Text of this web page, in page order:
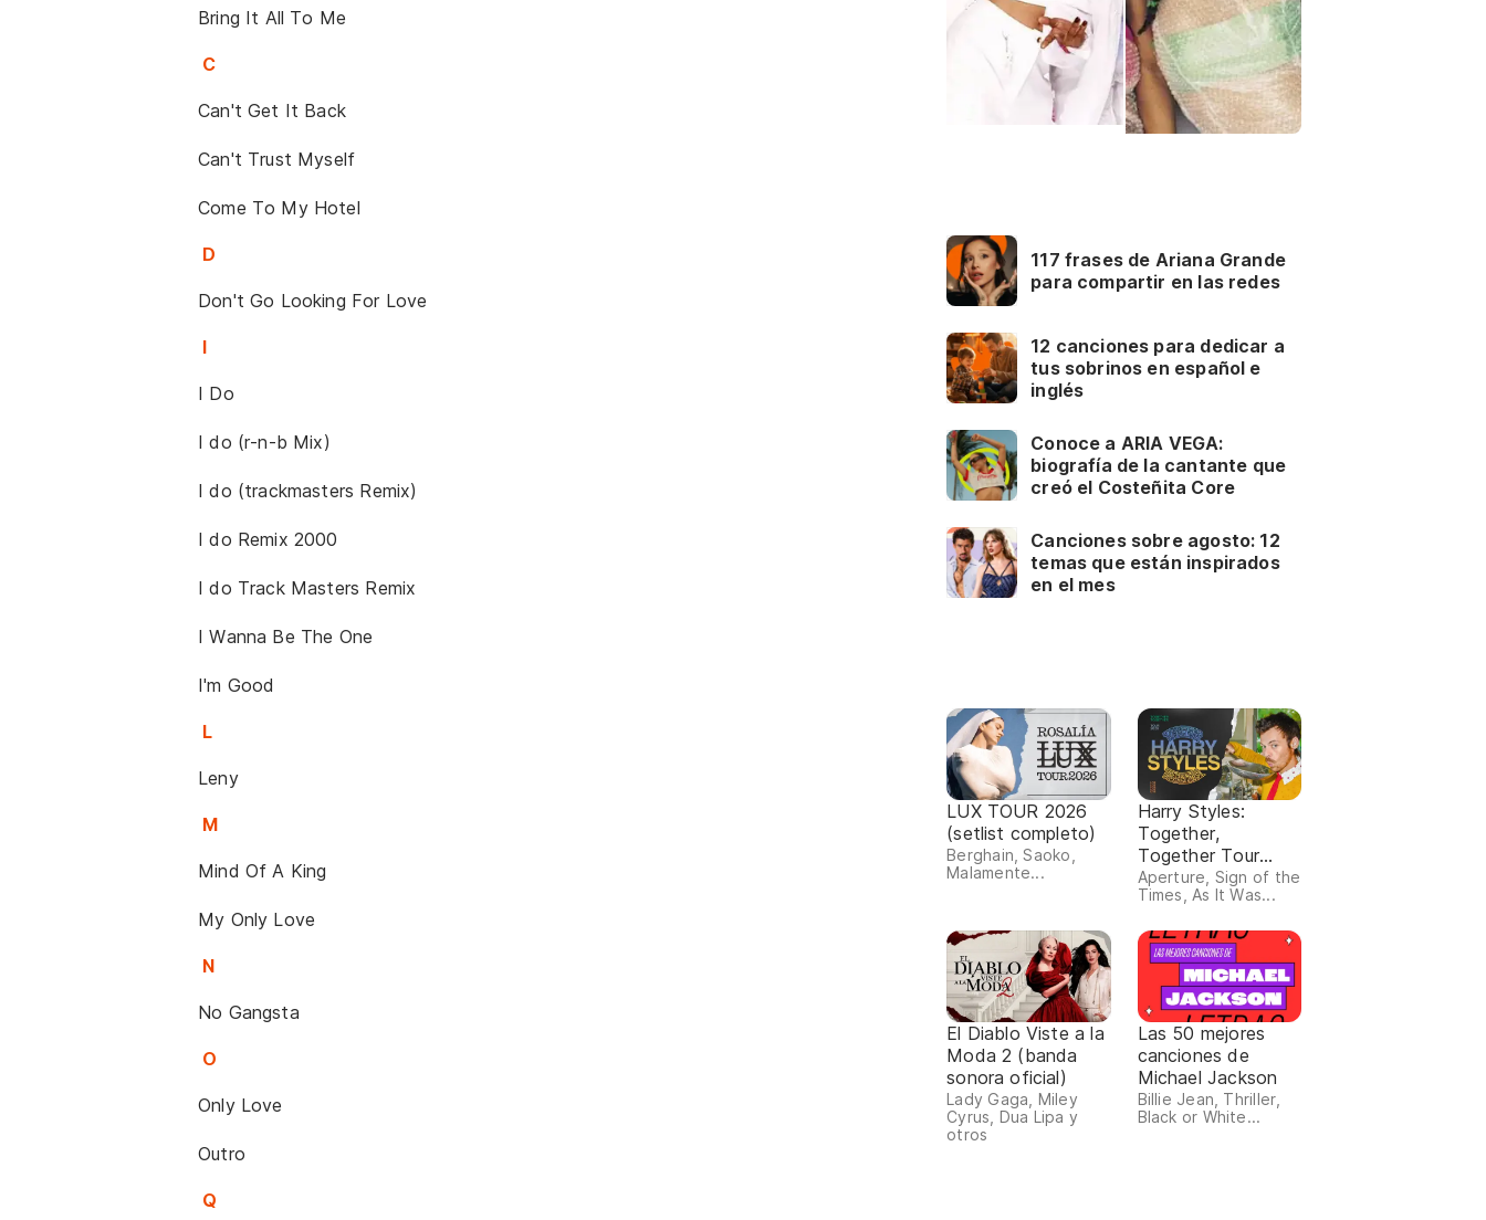
Bring It All To Me
C
Can't Get It Back
Can't Trust Myself
Come To My Hotel
D
Don't Go Looking For Love
I
I Do
I do (r-n-b Mix)
I do (trackmasters Remix)
I do Remix 2000
I do Track Masters Remix
I Wanna Be The One
I'm Good
L
Leny
M
Mind Of A King
My Only Love
N
No Gangsta
O
Only Love
Outro
Q
117 frases de Ariana Grande
para compartir en las redes
12 canciones para dedicar a
tus sobrinos en español e
inglés
Conoce a ARIA VEGA:
biografía de la cantante que
creó el Costeñita Core
Canciones sobre agosto: 12
temas que están inspirados
en el mes
LUX TOUR 2026
(setlist completo)
Berghain, Saoko,
Malamente...
Harry Styles:
Together,
Together Tour
(setlist completo)
Aperture, Sign of the
Times, As It Was...
El Diablo Viste a la
Moda 2 (banda
sonora oficial)
Lady Gaga, Miley
Cyrus, Dua Lipa y
otros
Las 50 mejores
canciones de
Michael Jackson
Billie Jean, Thriller,
Black or White...